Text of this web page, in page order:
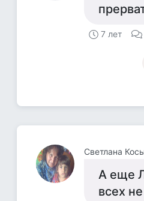
7 лет
Светлана
А еще
всех